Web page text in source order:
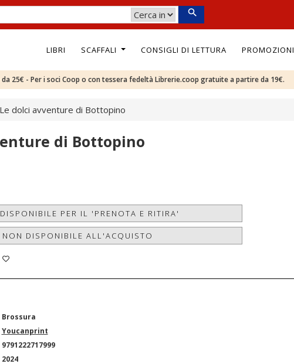
LIBRI SCAFFALI CONSIGLI DI LETTURA PROMOZIONI
25€ - Per i soci Coop o con tessera fedeltà Librerie.coop gratuite a partire da 19€.
Le dolci avventure di Bottopino
di Bottopino
PER IL 'PRENOTA E RITIRA'
NON DISPONIBILE ALL'ACQUISTO
Brossura
Youcanprint
9791222717999
2024